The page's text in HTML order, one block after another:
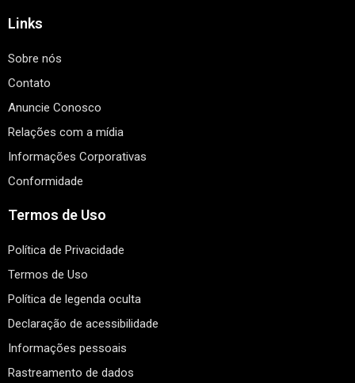
Links
Sobre nós
Contato
Anuncie Conosco
Relações com a mídia
Informações Corporativas
Conformidade
Termos de Uso
Política de Privacidade
Termos de Uso
Política de legenda oculta
Declaração de acessibilidade
Informações pessoais
Rastreamento de dados